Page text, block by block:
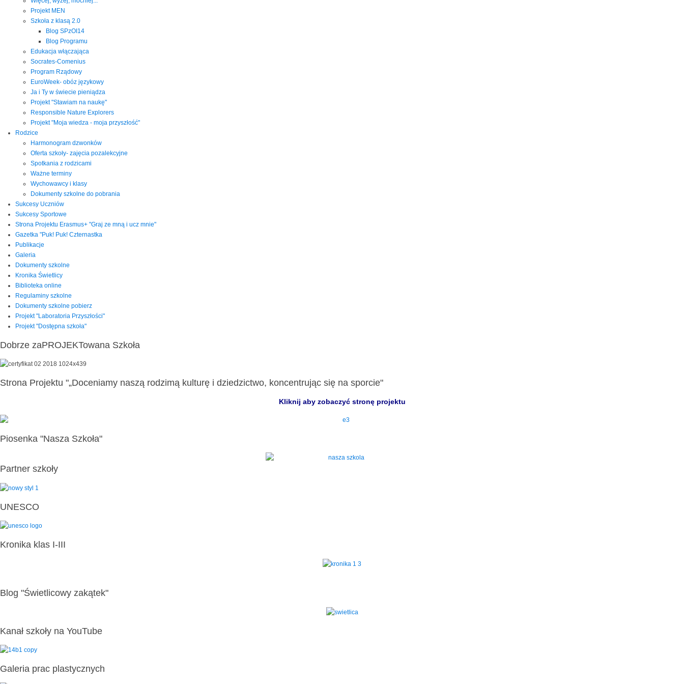
Projekt MEN
Szkoła z klasą 2.0
Blog SPzOI14
Blog Programu
Edukacja włączająca
Socrates-Comenius
Program Rządowy
EuroWeek- obóz językowy
Ja i Ty w świecie pieniądza
Projekt "Stawiam na naukę"
Responsible Nature Explorers
Projekt "Moja wiedza - moja przyszłość"
Rodzice
Harmonogram dzwonków
Oferta szkoły- zajęcia pozalekcyjne
Spotkania z rodzicami
Ważne terminy
Wychowawcy i klasy
Dokumenty szkolne do pobrania
Sukcesy Uczniów
Sukcesy Sportowe
Strona Projektu Erasmus+ "Graj ze mną i ucz mnie"
Gazetka "Puk! Puk! Czternastka
Publikacje
Galeria
Dokumenty szkolne
Kronika Świetlicy
Biblioteka online
Regulaminy szkolne
Dokumenty szkolne pobierz
Projekt "Laboratoria Przyszłości"
Projekt "Dostępna szkoła"
Dobrze zaPROJEKTowana Szkoła
Strona Projektu "„Doceniamy naszą rodzimą kulturę i dziedzictwo, koncentrując się na sporcie"
Kliknij aby zobaczyć stronę projektu
Piosenka "Nasza Szkoła"
Partner szkoły
UNESCO
Kronika klas I-III
Blog "Świetlicowy zakątek"
Kanał szkoły na YouTube
Galeria prac plastycznych